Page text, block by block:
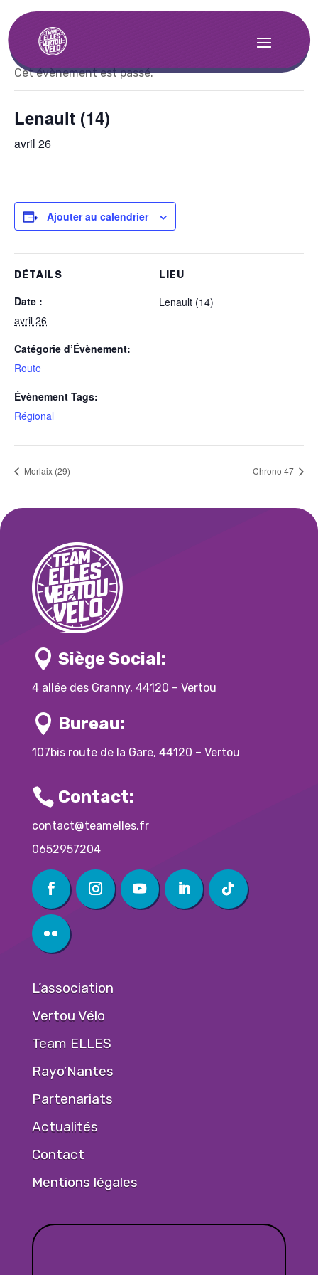
« Tous les Évènements
Cet évènement est passé.
Lenault (14)
avril 26
Ajouter au calendrier
DÉTAILS
Date :
avril 26
Catégorie d’Évènement:
Route
Évènement Tags:
Régional
LIEU
Lenault (14)
Morlaix (29) Chrono 47
 Siège Social:
4 allée des Granny, 44120 – Vertou
 Bureau:
107bis route de la Gare, 44120 – Vertou
 Contact:
contact@teamelles.fr
0652957204
L’association
Vertou Vélo
Team ELLES
Rayo’Nantes
Partenariats
Actualités
Contact
Mentions légales